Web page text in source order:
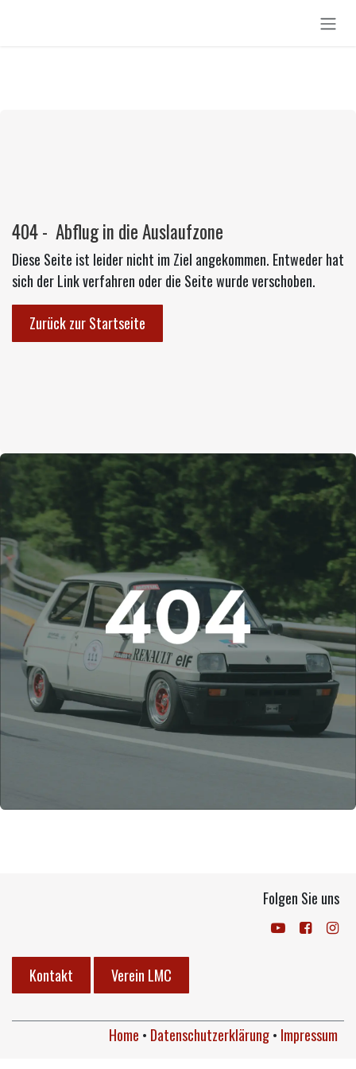
404 - Abflug in die Auslaufzone
Diese Seite ist leider nicht im Ziel angekommen. Entweder hat
sich der Link verfahren oder die Seite wurde verschoben.
Zurück zur Startseite
Folgen Sie uns
Kontakt Verein LMC
Home • Datenschutzerklärung• Impressum